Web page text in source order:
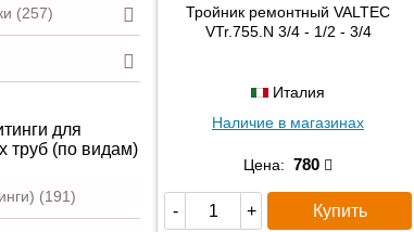
(257)
для
труб (по видам)
(191)
Тройник ремонтный VALTEC
VTr.755.N 3/4 - 1/2 - 3/4
Италия
Наличие в магазинах
Цена: 780
- + Купить